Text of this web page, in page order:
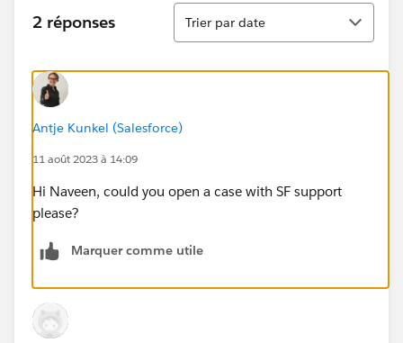
2 réponses
Tri
Trier par date
Antje Kunkel (Salesforce)
11 août 2023 à 14:09
Hi Naveen, could you open a case with SF support
please?
Marquer comme utile